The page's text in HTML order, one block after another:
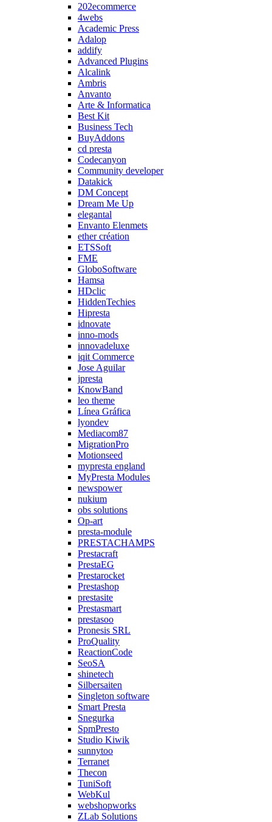
202ecommerce
4webs
Academic Press
Adalop
addify
Advanced Plugins
Alcalink
Ambris
Anvanto
Arte & Informatica
Best Kit
Business Tech
BuyAddons
cd presta
Codecanyon
Community developer
Datakick
DM Concept
Dream Me Up
elegantal
Envanto Elenmets
ether création
ETSSoft
FME
GloboSoftware
Hamsa
HDclic
HiddenTechies
Hipresta
idnovate
inno-mods
innovadeluxe
iqit Commerce
Jose Aguilar
jpresta
KnowBand
leo theme
Línea Gráfica
lyondev
Mediacom87
MigrationPro
Motionseed
mypresta england
MyPresta Modules
newspower
nukium
obs solutions
Op-art
presta-module
PRESTACHAMPS
Prestacraft
PrestaEG
Prestarocket
Prestashop
prestasite
Prestasmart
prestasoo
Pronesis SRL
ProQuality
ReactionCode
SeoSA
shinetech
Silbersaiten
Singleton software
Smart Presta
Snegurka
SpmPresto
Studio Kiwik
sunnytoo
Terranet
Thecon
TuniSoft
WebKul
webshopworks
ZLab Solutions